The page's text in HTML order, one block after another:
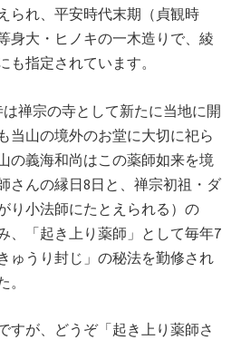
られ、平安時代末期（貞観時
身大・ヒノキの一木造りで、綾
も指定されています。
禅宗の寺として新たに当地に開
当山の境外のお堂に大切に祀ら
の義海和尚はこの薬師如来を境
さんの縁日8日と、禅宗初祖・ダ
り小法師にたとえられる）の
、「起き上り薬師」として毎年7
ゅうり封じ」の秘法を勤修され
すが、どうぞ「起き上り薬師さ